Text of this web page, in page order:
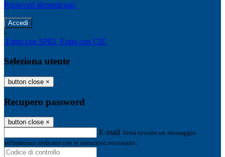
Password dimenticata?
-
Entra con SPID Entra con CIE
Seleziona utente
button close ×
Recupero password
button close ×
E-mail Verrà inviato un messaggio
all'indirizzo indicato con le istruzioni necessarie.